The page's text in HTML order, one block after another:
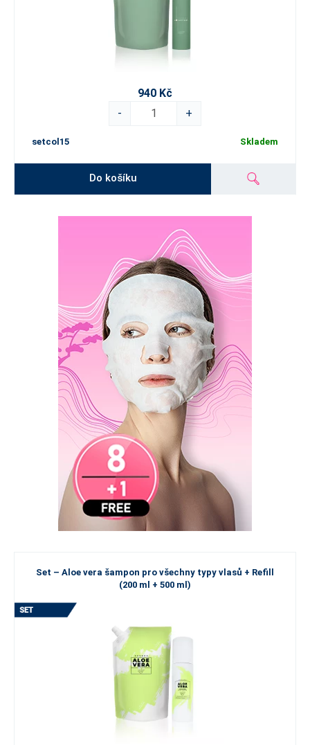
940 Kč
-
+
setcol15 Skladem
Do košíku
Set – Aloe vera šampon pro všechny typy vlasů + Refill
(200 ml + 500 ml)